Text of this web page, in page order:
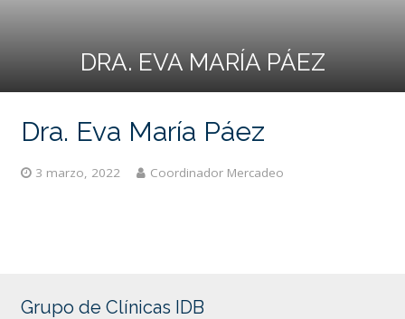
DRA. EVA MARÍA PÁEZ
Dra. Eva María Páez
3 marzo, 2022 Coordinador Mercadeo
Grupo de Clínicas IDB